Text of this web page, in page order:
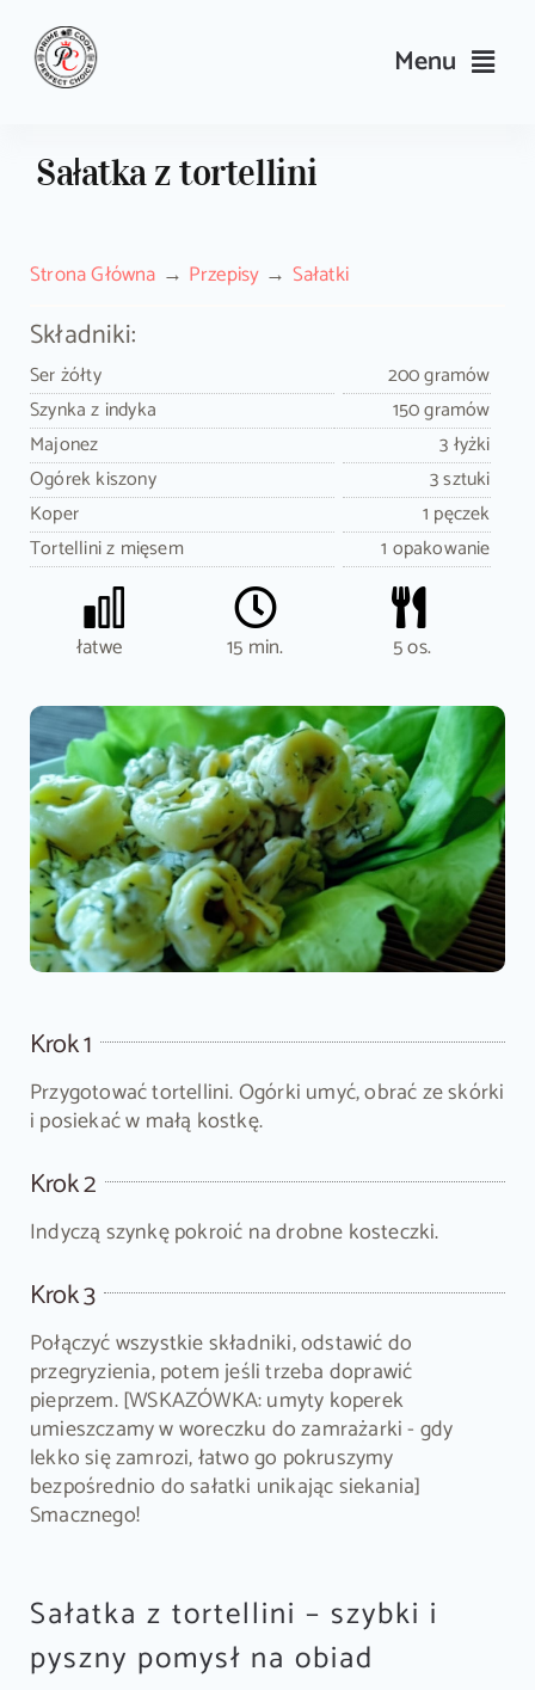
content
Menu
Przepisy
Wyposażenie
Search
for:
Sklep PrimeCook
Sałatka z tortellini
Strona Główna Przepisy Sałatki
Składniki:
Ser żółty
200 gramów
Szynka z indyka
150 gramów
Majonez
3 łyżki
Ogórek kiszony
3 sztuki
Koper
1 pęczek
Tortellini z mięsem
1 opakowanie
łatwe 15 min. 5 os.
Krok 1
Przygotować tortellini. Ogórki umyć, obrać ze skórki
i posiekać w małą kostkę.
Krok 2
Indyczą szynkę pokroić na drobne kosteczki.
Krok 3
Połączyć wszystkie składniki, odstawić do
przegryzienia, potem jeśli trzeba doprawić
pieprzem. [WSKAZÓWKA: umyty koperek
umieszczamy w woreczku do zamrażarki - gdy
lekko się zamrozi, łatwo go pokruszymy
bezpośrednio do sałatki unikając siekania]
Smacznego!
Sałatka z tortellini – szybki i
pyszny pomysł na obiad